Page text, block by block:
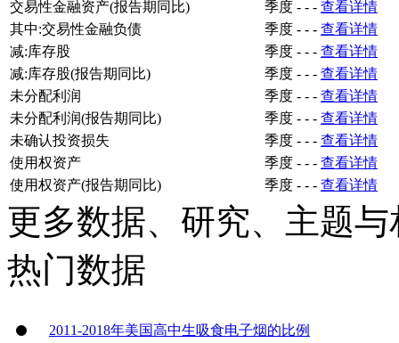
交易性金融资产(报告期同比)
季度 - - - 查看详情
其中:交易性金融负债
季度 - - - 查看详情
减:库存股
季度 - - - 查看详情
减:库存股(报告期同比)
季度 - - - 查看详情
未分配利润
季度 - - - 查看详情
未分配利润(报告期同比)
季度 - - - 查看详情
未确认投资损失
季度 - - - 查看详情
使用权资产
季度 - - - 查看详情
使用权资产(报告期同比)
季度 - - - 查看详情
更多数据、研究、主题
热门数据
2011-2018年美国高中生吸食电子烟的比例